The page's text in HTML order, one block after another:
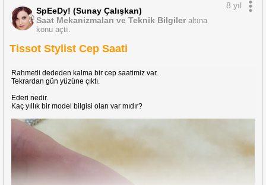
Yada ne gibi bir çözüm denemem gereklidir.
SpEeDy! (Sunay Çalışkan)
Saat Mekanizmaları ve Teknik Bilgiler altına
konu açtı.
8 yıl
Tissot Stylist Cep Saati
Rahmetli dededen kalma bir cep saatimiz var.
Tekrardan gün yüzüne çıktı.
Ederi nedir.
Kaç yıllık bir model bilgisi olan var mıdır?